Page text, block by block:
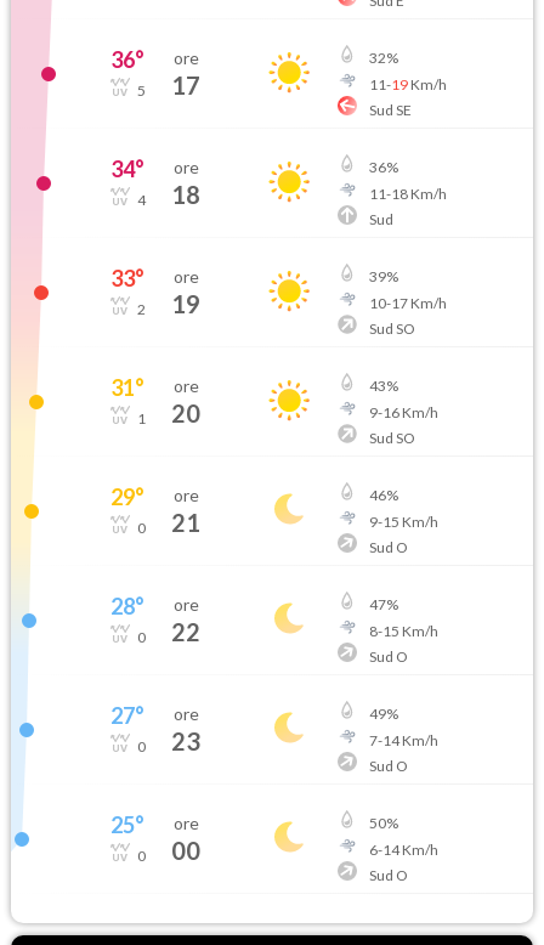
36°
5
ore
17
32%
11-19Km/h
Sud SE
34°
4
ore
18
36%
11-18Km/h
Sud
33°
2
ore
19
39%
10-17Km/h
Sud SO
31°
1
ore
20
43%
9-16Km/h
Sud SO
29°
0
ore
21
46%
9-15 Km/h
Sud O
28°
0
ore
22
47%
8-15 Km/h
Sud O
27°
0
ore
23
49%
7-14Km/h
Sud O
25°
0
ore
00
50%
6-14Km/h
Sud O